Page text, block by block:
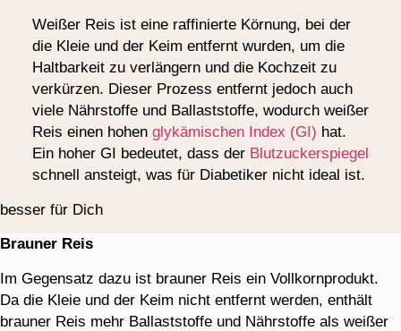
Weißer Reis ist eine raffinierte Körnung, bei der
die Kleie und der Keim entfernt wurden, um die
Haltbarkeit zu verlängern und die Kochzeit zu
verkürzen. Dieser Prozess entfernt jedoch auch
viele Nährstoffe und Ballaststoffe, wodurch weißer
Reis einen hohen glykämischen Index (GI) hat.
Ein hoher GI bedeutet, dass der Blutzuckerspiegel
schnell ansteigt, was für Diabetiker nicht ideal ist.
besser für Dich
Brauner Reis
Im Gegensatz dazu ist brauner Reis ein Vollkornprodukt.
Da die Kleie und der Keim nicht entfernt werden, enthält
brauner Reis mehr Ballaststoffe und Nährstoffe als weißer